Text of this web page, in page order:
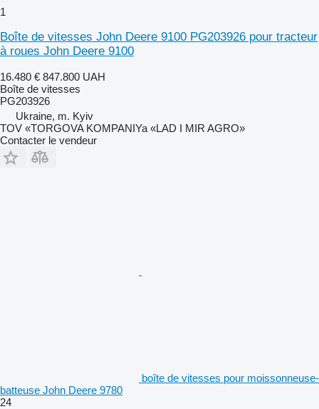
1
Boîte de vitesses John Deere 9100 PG203926 pour tracteur
à roues John Deere 9100
16.480 € 847.800 UAH
Boîte de vitesses
PG203926
Ukraine, m. Kyiv
TOV «TORGOVA KOMPANIYa «LAD I MIR AGRO»
Contacter le vendeur
boîte de vitesses pour moissonneuse-
batteuse John Deere 9780
24